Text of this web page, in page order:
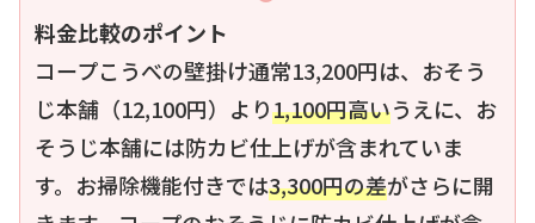
料金比較のポイント
コープこうべの壁掛け通常13,200円は、おそう
じ本舗（12,100円）より1,100円高いうえに、お
そうじ本舗には防カビ仕上げが含まれていま
す。お掃除機能付きでは3,300円の差がさらに開